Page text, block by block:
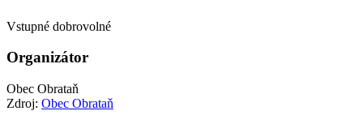
Vstupné dobrovolné
Organizátor
Obec Obrataň
Zdroj: Obec Obrataň